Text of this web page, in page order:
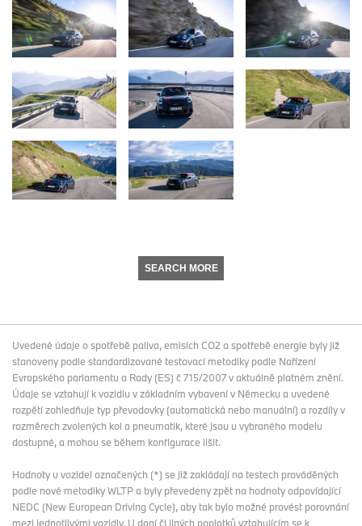
SEARCH MORE
Uvedené údaje o spotřebě paliva, emisích CO2 a spotřebě energie byly již
stanoveny podle standardizované testovací metodiky podle Nařízení
Evropského parlamentu a Rady (ES) č 715/2007 v aktuálně platném znění.
Údaje se vztahují k vozidlu v základním vybavení v Německu a uvedené
rozpětí zohledňuje typ převodovky (automatická nebo manuální) a rozdíly v
rozměrech zvolených kol a pneumatik, které jsou u vybraného modelu
dostupné, a mohou se během konfigurace lišit.
Hodnoty u vozidel označených (*) se již zakládají na testech prováděných
podle nové metodiky WLTP a byly převedeny zpět na hodnoty odpovídající
NEDC (New European Driving Cycle), aby tak bylo možné provést porovnání
mezi jednotlivými vozidly. U daní či jiných poplatků vztahujícím se k